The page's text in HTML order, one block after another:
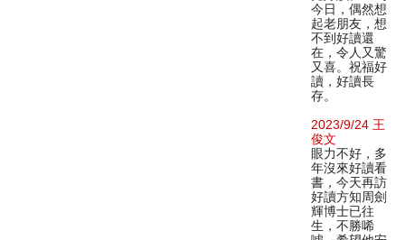
今日，偶然想
起老朋友，想
不到好讀還
在，令人又驚
又喜。祝福好
讀，好讀長
存。
2023/9/24 王
俊文
眼力不好，多
年沒來好讀看
書，今天再訪
好讀方知周劍
輝博士已往
生，不勝唏